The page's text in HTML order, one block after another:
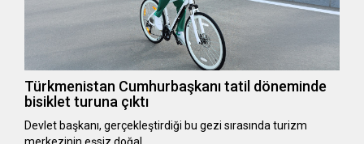
Türkmenistan Cumhurbaşkanı tatil döneminde
bisiklet turuna çıktı
Devlet başkanı, gerçekleştirdiği bu gezi sırasında turizm